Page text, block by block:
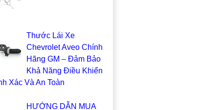
Thước Lái Xe
Chevrolet Aveo Chính
Hãng GM – Đảm Bảo
Khả Năng Điều Khiển
Xác Và An Toàn
HƯỚNG DẪN MUA